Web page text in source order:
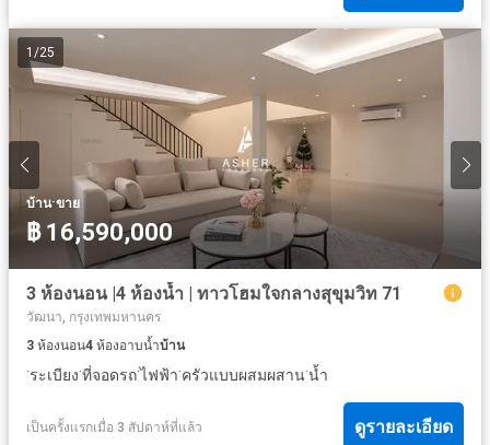
1 /25
บ้าน·ขาย
฿ 16,590,000
3 ห้องนอน |4 ห้องน้ำ | ทาวโฮมใจกลางสุขุมวิท 71
วัฒนา, กรุงเทพมหานคร
3 ห้องนอน4 ห้องอาบน้ำบ้าน
·ระเบียง·ที่จอดรถ·ไฟฟ้า·ครัวแบบผสมผสาน·น้ำ
เป็นครั้งแรกเมื่อ 3 สัปดาห์ที่แล้ว ดูรายละเอียด